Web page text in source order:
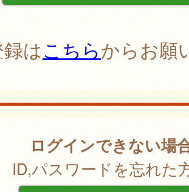
はこちらからお願
ログインできない場
ID,パスワードを忘れた